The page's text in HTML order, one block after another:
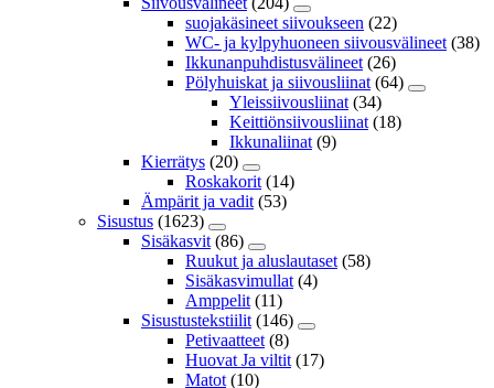
suojakäsineet siivoukseen (22)
WC- ja kylpyhuoneen siivousvälineet (38)
Ikkunanpuhdistusvälineet (26)
Pölyhuiskat ja siivousliinat (64)
Yleissiivousliinat (34)
Keittiönsiivousliinat (18)
Ikkunaliinat (9)
Kierrätys (20)
Roskakorit (14)
Ämpärit ja vadit (53)
Sisustus (1623)
Sisäkasvit (86)
Ruukut ja aluslautaset (58)
Sisäkasvimullat (4)
Amppelit (11)
Sisustustekstiilit (146)
Petivaatteet (8)
Huovat Ja viltit (17)
Matot (10)